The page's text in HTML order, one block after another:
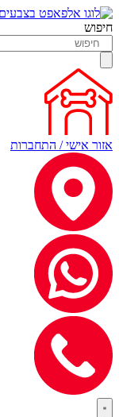
חיפוש
אזור אישי / התחברות